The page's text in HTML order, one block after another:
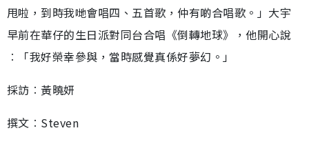
甩啦，到時我哋會唱四、五首歌，仲有啲合唱歌。」大宇
早前在華仔的生日派對同台合唱《倒轉地球》，他開心說
︰「我好榮幸參與，當時感覺真係好夢幻。」
採訪︰黃曉妍
撰文︰Steven